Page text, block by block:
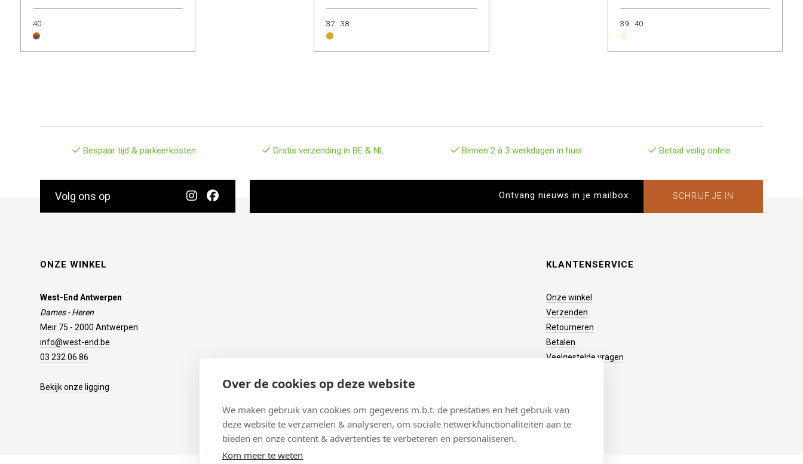
Over de cookies op deze website
We maken gebruik van cookies om gegevens m.b.t. de prestaties en het gebruik van
deze website te verzamelen & analyseren, om sociale netwerkfunctionaliteiten aan te
bieden en onze content & advertenties te verbeteren en personaliseren.
Kom meer te weten
40 37 38 39 40
Bespaar tijd & parkeerkosten Gratis verzending in BE & NL Binnen 2 à 3 werkdagen in huis Betaal veilig online
Volg ons op SCHRIJF JE IN
ONZE WINKEL
West-End Antwerpen
Dames - Heren
Meir 75 - 2000 Antwerpen
info@west-end.be
03 232 06 86
Bekijk onze ligging
KLANTENSERVICE
Onze winkel
Verzenden
Retourneren
Betalen
Veelgestelde vragen